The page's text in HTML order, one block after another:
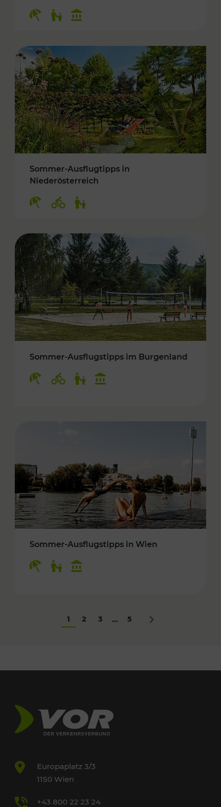
Sommer-Ausflugtipps in
Niederösterreich
Sommer-Ausflugstipps im Burgenland
Sommer-Ausflugstipps in Wien
1 2 3 ... 5 Nächstes
Europaplatz 3/3
1150 Wien
+43 800 22 23 24